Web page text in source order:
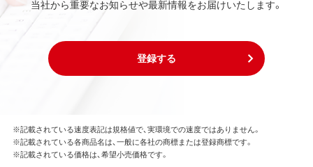
当社から重要なお知らせや最新情報をお届けいたします。
登録する
※記載されている速度表記は規格値で、実環境での速度ではありません。
※記載されている各商品名は、一般に各社の商標または登録商標です。
※記載されている価格は、希望小売価格です。